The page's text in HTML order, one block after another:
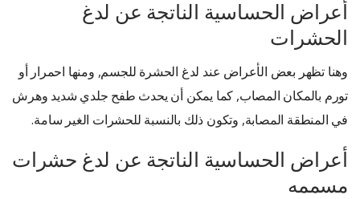
أعراض الحساسية الناتجة عن لدغ
الحشرات
وهنا تظهر بعض الأعراض عند لدغ الحشرة للجسم, ومنها احمرار أو
تورم بالمكان المصاب, كما يمكن أن يحدث طفح جلدي شديد وهرش
في المنطقة المصابة, وتكون ذلك بالنسبة للحشرات الغير سامة.
أعراض الحساسية الناتجة عن لدغ حشرات
مسممه